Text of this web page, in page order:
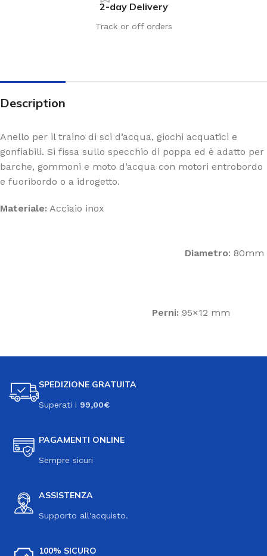
2-day Delivery
Track or off orders
Description
Anello per il traino di sci d’acqua, giochi acquatici e
gonfiabili. Si fissa sullo specchio di poppa ed è adatto per
barche, gommoni e moto d’acqua con motori entrobordo
e fuoribordo o a idrogetto.
Materiale: Acciaio inox
Diametro: 80mm
Perni: 95×12 mm
SPEDIZIONE GRATUITA
Superati i 99,00€
PAGAMENTI ONLINE
Sempre sicuri
ASSISTENZA
Supporto all'acquisto.
100% SICURO